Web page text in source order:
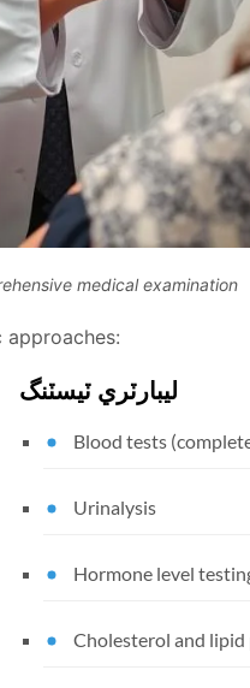
medical examination
ليبارٽري ٽيسٽنگ
Blood tests
Urinalysis
Hormone level
Cholesterol and lipid